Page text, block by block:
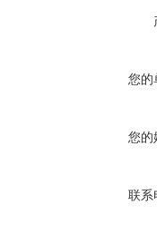
您的
您的
联系